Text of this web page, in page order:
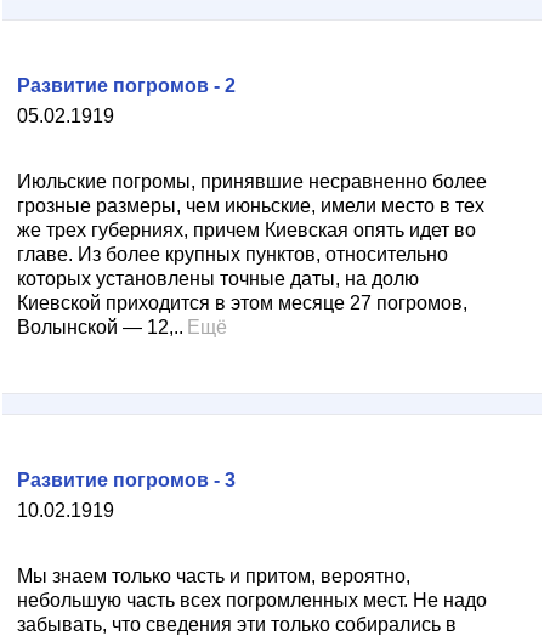
05.02.1919
Развитие погромов - 2
Июльские погромы, принявшие несравненно более
грозные размеры, чем июньские, имели местo в теx
же трех губерниях, причем Киевская опять идет во
главе. Из более крупных пунктов, относительно
которых установлены точные даты, на долю
Киевской приходится в этом месяце 27 погромов,
Волынской — 12,.. Ещё
10.02.1919
Развитие погромов - 3
Мы знаем только часть и притом, вероятно,
небольшую часть всех погромленных мест. Не надо
забывать, что сведения эти только собирались в